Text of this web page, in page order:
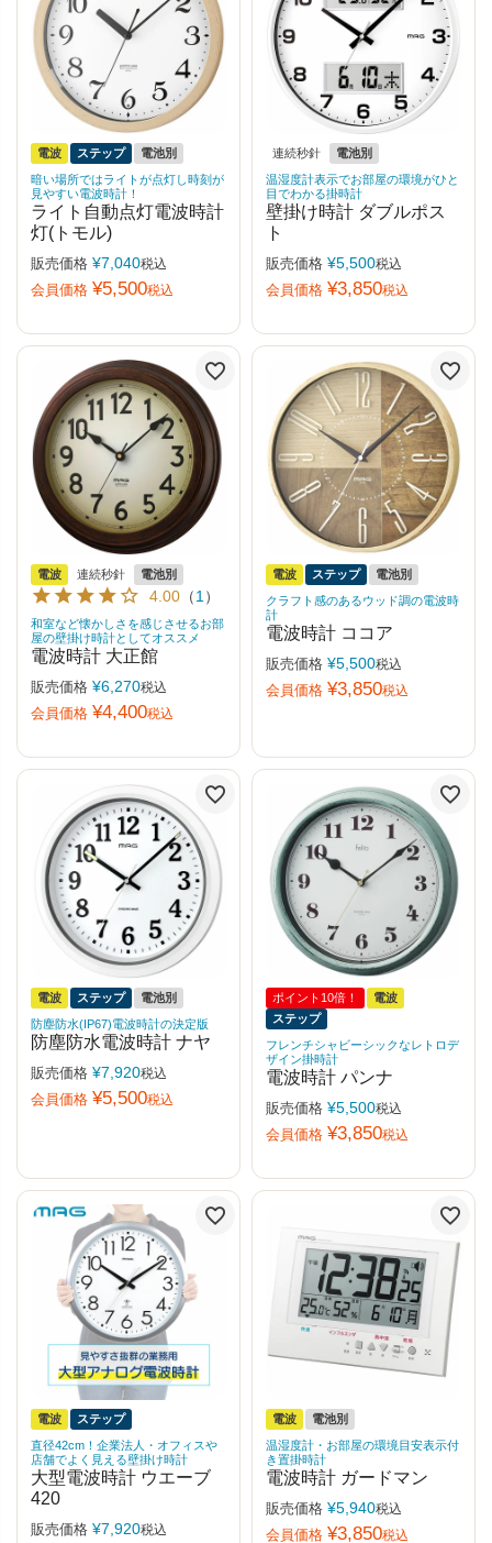
電波 ステップ
電池別
暗い場所ではライトが点灯し時刻が
見やすい電波時計！
ライト自動点灯電波時計
灯(トモル)
販売価格 ¥7,040税込
会員価格 ¥5,500税込
連続秒針
電池別
温湿度計表示でお部屋の環境がひと
目でわかる掛時計
壁掛け時計 ダブルポス
ト
販売価格 ¥5,500税込
会員価格 ¥3,850税込
電波 連続秒針 電池別
4.00 （1 ）
和室など懐かしさを感じさせるお部
屋の壁掛け時計としてオススメ
電波時計 大正館
販売価格 ¥6,270税込
会員価格 ¥4,400税込
電波 ステップ
電池別
クラフト感のあるウッド調の電波時
計
電波時計 ココア
販売価格 ¥5,500税込
会員価格 ¥3,850税込
電波 ステップ
電池別
防塵防水(IP67)電波時計の決定版
防塵防水電波時計 ナヤ
販売価格 ¥7,920税込
会員価格 ¥5,500税込
ポイント10倍！
電波
ステップ
フレンチシャビーシックなレトロデ
ザイン掛時計
電波時計 パンナ
販売価格 ¥5,500税込
会員価格 ¥3,850税込
電波
ステップ
直径42cm！企業法人・オフィスや
店舗でよく見える壁掛け時計
大型電波時計 ウエーブ
420
販売価格 ¥7,920税込
電波
電池別
温湿度計・お部屋の環境目安表示付
き置掛時計
電波時計 ガードマン
販売価格 ¥5,940税込
会員価格 ¥3,850税込